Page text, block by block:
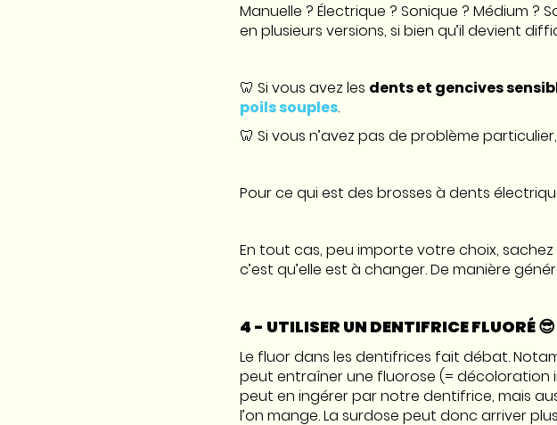
Manuelle ? Électrique ? Sonique ? Médium ?
en plusieurs versions, si bien qu’il devient
🦷 Si vous avez les dents et gencives
poils souples.
🦷 Si vous n’avez pas de problème
Pour ce qui est des brosses à dents
En tout cas, peu importe votre choix,
c’est qu’elle est à changer. De manière
4 - UTILISER UN DENTIFRICE FLUORÉ 😎
Le fluor dans les dentifrices fait débat.
peut entraîner une fluorose (= décoloration
peut en ingérer par notre dentifrice, mais
l’on mange. La surdose peut donc arriver